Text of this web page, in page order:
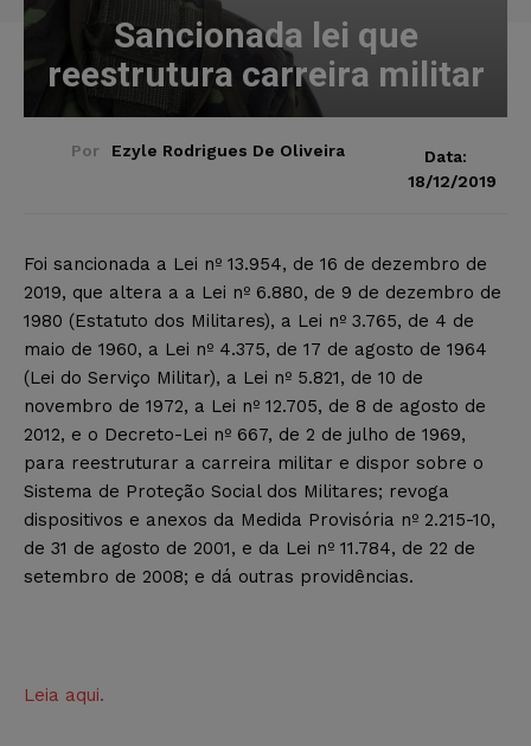
Sancionada lei que
reestrutura carreira militar
Por Ezyle Rodrigues De Oliveira
Data:
18/12/2019
Foi sancionada a Lei nº 13.954, de 16 de dezembro de
2019, que altera a a Lei nº 6.880, de 9 de dezembro de
1980 (Estatuto dos Militares), a Lei nº 3.765, de 4 de
maio de 1960, a Lei nº 4.375, de 17 de agosto de 1964
(Lei do Serviço Militar), a Lei nº 5.821, de 10 de
novembro de 1972, a Lei nº 12.705, de 8 de agosto de
2012, e o Decreto-Lei nº 667, de 2 de julho de 1969,
para reestruturar a carreira militar e dispor sobre o
Sistema de Proteção Social dos Militares; revoga
dispositivos e anexos da Medida Provisória nº 2.215-10,
de 31 de agosto de 2001, e da Lei nº 11.784, de 22 de
setembro de 2008; e dá outras providências.
Leia aqui.